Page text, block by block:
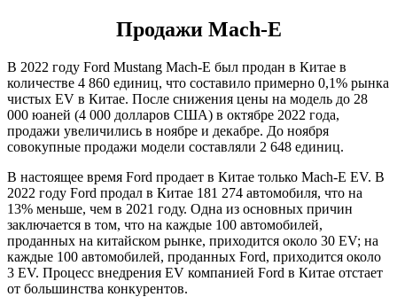
Продажи Mach-E
В 2022 году Ford Mustang Mach-E был продан в Китае в
количестве 4 860 единиц, что составило примерно 0,1% рынка
чистых EV в Китае. После снижения цены на модель до 28
000 юаней (4 000 долларов США) в октябре 2022 года,
продажи увеличились в ноябре и декабре. До ноября
совокупные продажи модели составляли 2 648 единиц.
В настоящее время Ford продает в Китае только Mach-E EV. В
2022 году Ford продал в Китае 181 274 автомобиля, что на
13% меньше, чем в 2021 году. Одна из основных причин
заключается в том, что на каждые 100 автомобилей,
проданных на китайском рынке, приходится около 30 EV; на
каждые 100 автомобилей, проданных Ford, приходится около
3 EV. Процесс внедрения EV компанией Ford в Китае отстает
от большинства конкурентов.